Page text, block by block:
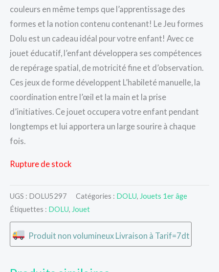
couleurs en même temps que l’apprentissage des
formes et la notion contenu contenant! Le Jeu formes
Dolu est un cadeau idéal pour votre enfant! Avec ce
jouet éducatif, l’enfant développera ses compétences
de repérage spatial, de motricité fine et d’observation.
Ces jeux de forme développent L’habileté manuelle, la
coordination entre l’œil et la main et la prise
d’initiatives. Ce jouet occupera votre enfant pendant
longtemps et lui apportera un large sourire à chaque
fois.
Rupture de stock
UGS : DOLU5297 Catégories : DOLU, Jouets 1er âge
Étiquettes : DOLU, Jouet
Produit non volumineux Livraison à Tarif=7dt